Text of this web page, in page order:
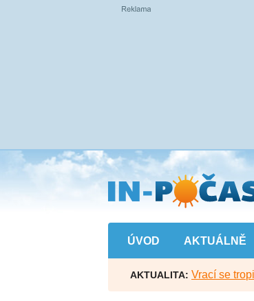
Přejít
na
hlavní
obsah
ÚVOD AKTUÁLNĚ
AKTUALITA: Vrací se